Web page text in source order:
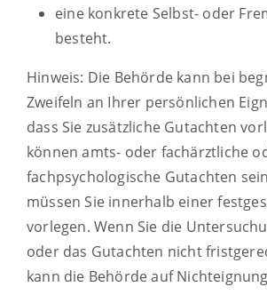
eine konkrete Selbst- oder
besteht.
Hinweis: Die Behörde kann bei
Zweifeln an Ihrer persönlichen
dass Sie zusätzliche Gutachten
können amts- oder fachärztliche
fachpsychologische Gutachten
müssen Sie innerhalb einer
vorlegen. Wenn Sie die
oder das Gutachten nicht
kann die Behörde auf